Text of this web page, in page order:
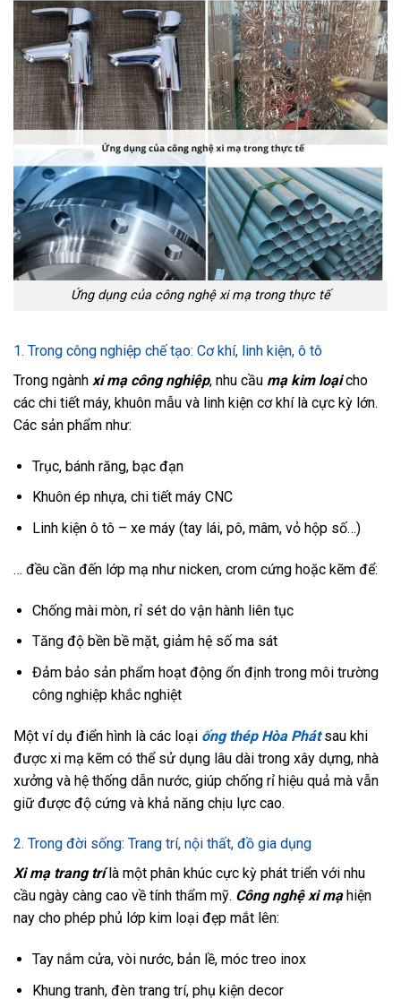
Ứng dụng của công nghệ xi mạ trong thực tế
1. Trong công nghiệp chế tạo: Cơ khí, linh kiện, ô tô
Trong ngành xi mạ công nghiệp, nhu cầu mạ kim loạicho
các chi tiết máy, khuôn mẫu và linh kiện cơ khí là cực kỳ lớn.
Các sản phẩm như:
Trục, bánh răng, bạc đạn
Khuôn ép nhựa, chi tiết máy CNC
Linh kiện ô tô – xe máy (tay lái, pô, mâm, vỏ hộp số…)
… đều cần đến lớp mạ như nicken, crom cứng hoặc kẽm để:
Chống mài mòn, rỉ sét do vận hành liên tục
Tăng độ bền bề mặt, giảm hệ số ma sát
Đảm bảo sản phẩm hoạt động ổn định trong môi trường
công nghiệp khắc nghiệt
Một ví dụ điển hình là các loại ống thép Hòa Phátsau khi
được xi mạ kẽm có thể sử dụng lâu dài trong xây dựng, nhà
xưởng và hệ thống dẫn nước, giúp chống rỉ hiệu quả mà vẫn
giữ được độ cứng và khả năng chịu lực cao.
2. Trong đời sống: Trang trí, nội thất, đồ gia dụng
Xi mạ trang trílà một phân khúc cực kỳ phát triển với nhu
cầu ngày càng cao về tính thẩm mỹ. Công nghệ xi mạhiện
nay cho phép phủ lớp kim loại đẹp mắt lên:
Tay nắm cửa, vòi nước, bản lề, móc treo inox
Khung tranh, đèn trang trí, phụ kiện decor